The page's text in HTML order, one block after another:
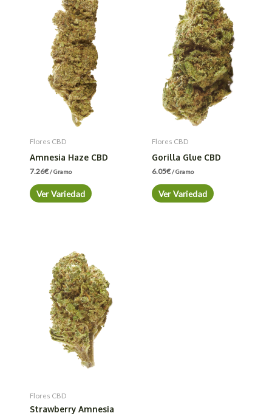
Flores CBD
Amnesia Haze CBD
7.26€/ Gramo
Ver Variedad
Flores CBD
Gorilla Glue CBD
6.05€/ Gramo
Ver Variedad
Flores CBD
Strawberry Amnesia